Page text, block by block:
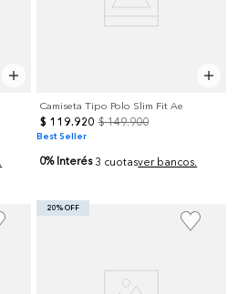
Camiseta Tipo Polo Slim Fit Ae
$ 119.920 $ 149.900
Best Seller
0% Interés 3 cuotasver bancos.
20% OFF